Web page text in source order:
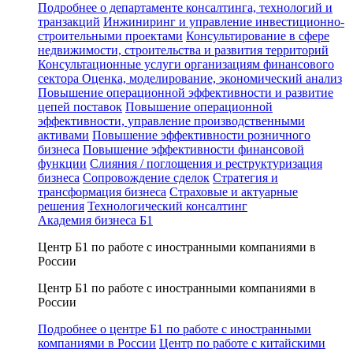
Подробнее о департаменте консалтинга, технологий и
транзакций Инжиниринг и управление инвестиционно-
строительными проектами Консультирование в сфере
недвижимости, строительства и развития территорий
Консультационные услуги организациям финансового
сектора Оценка, моделирование, экономический анализ
Повышение операционной эффективности и развитие
цепей поставок Повышение операционной
эффективности, управление производственными
активами Повышение эффективности розничного
бизнеса Повышение эффективности финансовой
функции Слияния / поглощения и реструктуризация
бизнеса Сопровождение сделок Стратегия и
трансформация бизнеса Страховые и актуарные
решения Технологический консалтинг
Академия бизнеса Б1
Центр Б1 по работе с иностранными компаниями в
России
Центр Б1 по работе с иностранными компаниями в
России
Подробнее о центре Б1 по работе с иностранными
компаниями в России Центр по работе с китайскими